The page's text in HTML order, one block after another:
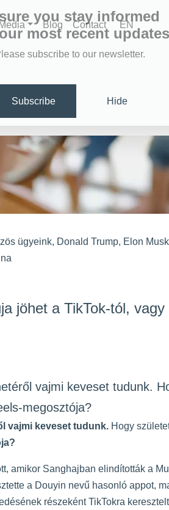
you stay informed
most recent
subscribe to our newsletter.
Subscribe Hide
Media Blog Contact EN
ügyeink, Donald Trump, Elon Musk
jöhet a TikTok-tól,
vajmi keveset tudunk.
megosztója?
vajmi keveset tudunk. Hogy
amikor Sanghajban elindították a
a Douyin nevű hasonló appot,
részeként TikTokra